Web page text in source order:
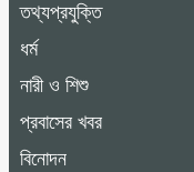
তথ্যপ্রযুক্তি
ধর্ম
নারী ও শিশু
প্রবাসের খবর
বিনোদন